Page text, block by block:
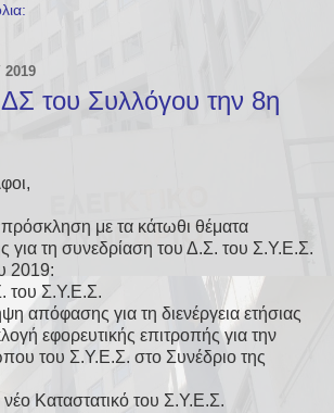
του Συλλόγου την 8η
με τα κάτωθι θέματα
για τη συνεδρίαση του Δ.Σ. του Σ.Υ.Ε.Σ.
2019:
του Σ.Υ.Ε.Σ.
απόφασης για τη διενέργεια ετήσιας
εφορευτικής επιτροπής για την
του Σ.Υ.Ε.Σ. στο Συνέδριο της
Καταστατικό του Σ.Υ.Ε.Σ.